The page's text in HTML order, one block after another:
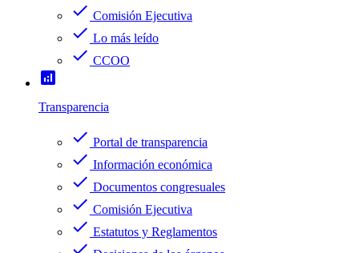
check Comisión Ejecutiva
check Lo más leído
check CCOO
analytics
Transparencia
check Portal de transparencia
check Información económica
check Documentos congresuales
check Comisión Ejecutiva
check Estatutos y Reglamentos
check